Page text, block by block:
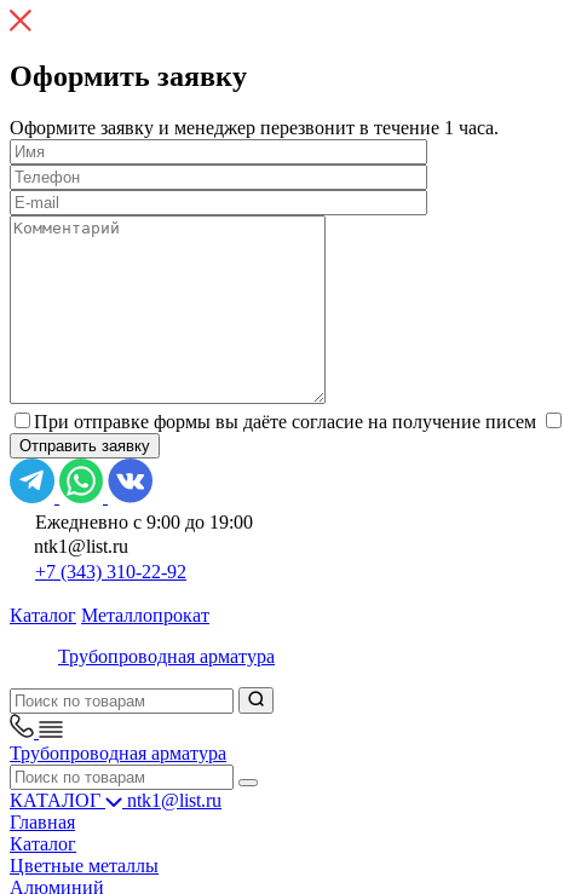
Оформить заявку
Оформите заявку и менеджер перезвонит в течение 1 часа.
При отправке формы вы даёте согласие на получение писем
Ежедневно с 9:00 до 19:00
ntk1@list.ru
+7 (343) 310-22-92
Каталог Металлопрокат
Трубопроводная арматура
Трубопроводная арматура
КАТАЛОГ
ntk1@list.ru
Главная
Каталог
Цветные металлы
Алюминий